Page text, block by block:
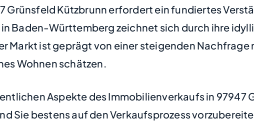
Grünsfeld Kützbrunn erfordert ein fundiertes
Baden-Württemberg zeichnet sich durch ihre
Markt ist geprägt von einer steigenden
Wohnen schätzen.
Aspekte des Immobilienverkaufs in 97947
Sie bestens auf den Verkaufsprozess